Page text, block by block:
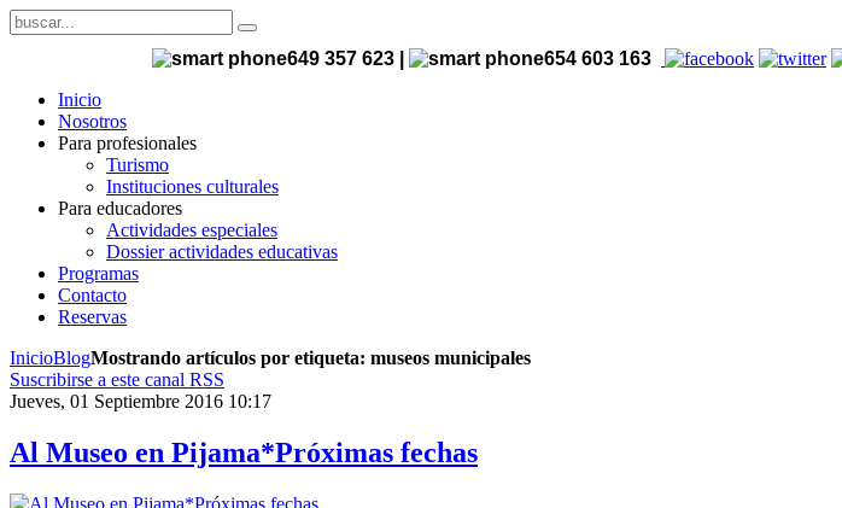
649 357 623 |
654 603 163
Inicio
Nosotros
Para profesionales
Turismo
Instituciones culturales
Para educadores
Actividades especiales
Dossier actividades educativas
Programas
Contacto
Reservas
InicioBlogMostrando artículos por etiqueta: museos municipales
Suscribirse a este canal RSS
Jueves, 01 Septiembre 2016 10:17
Al Museo en Pijama*Próximas fechas